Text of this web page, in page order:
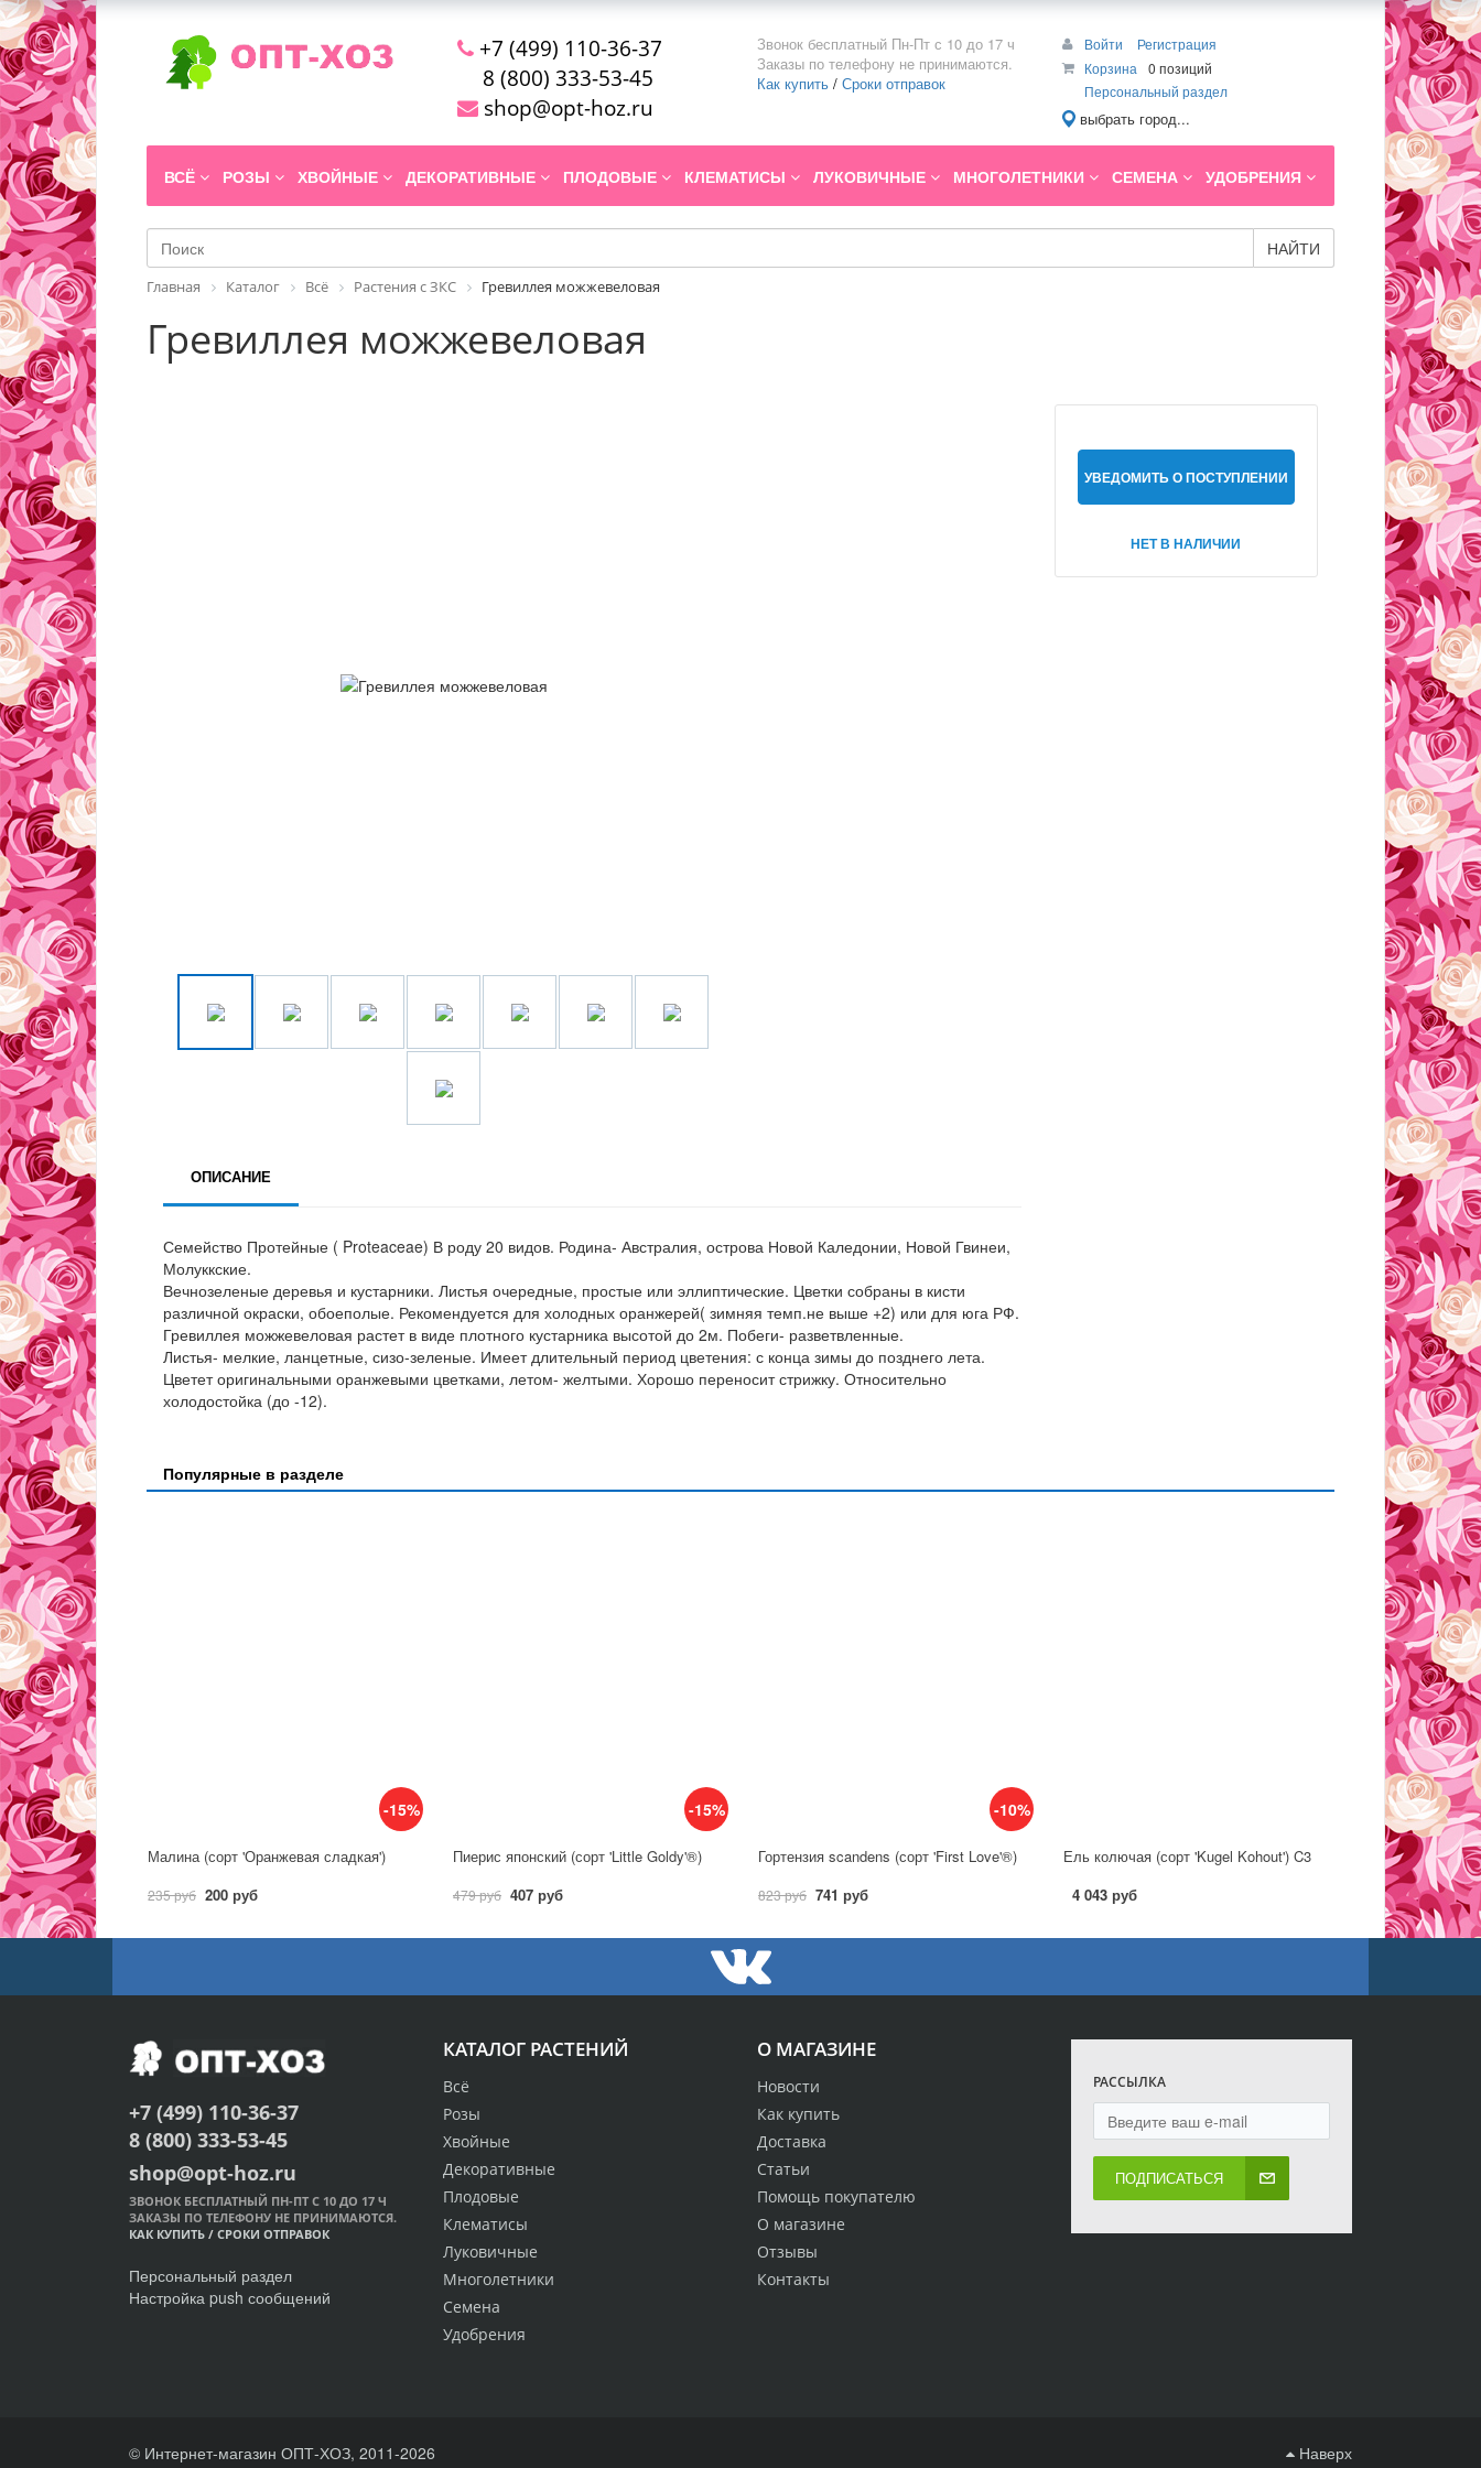
+7 (499) 110-36-37
8 (800) 333-53-45
shop@opt-hoz.ru
Звонок бесплатный Пн-Пт с 10 до 17 ч
Заказы по телефону не принимаются.
Как купить / Сроки отправок
Войти
Регистрация
Корзина
0 позиций
Персональный раздел
выбрать город...
ВСЁ РОЗЫ ХВОЙНЫЕ ДЕКОРАТИВНЫЕ ПЛОДОВЫЕ КЛЕМАТИСЫ ЛУКОВИЧНЫЕ МНОГОЛЕТНИКИ СЕМЕНА УДОБРЕНИЯ
НАЙТИ
Главная Каталог Всё Растения с ЗКС Гревиллея можжевеловая
Гревиллея можжевеловая
УВЕДОМИТЬ О ПОСТУПЛЕНИИ
НЕТ В НАЛИЧИИ
ОПИСАНИЕ
Семейство Протейные ( Proteaceae) В роду 20 видов. Родина- Австралия, острова Новой Каледонии, Новой Гвинеи,
Молуккские.
Вечнозеленые деревья и кустарники. Листья очередные, простые или эллиптические. Цветки собраны в кисти
различной окраски, обоеполые. Рекомендуется для холодных оранжерей( зимняя темп.не выше +2) или для юга РФ.
Гревиллея можжевеловая растет в виде плотного кустарника высотой до 2м. Побеги- разветвленные.
Листья- мелкие, ланцетные, сизо-зеленые. Имеет длительный период цветения: с конца зимы до позднего лета.
Цветет оригинальными оранжевыми цветками, летом- желтыми. Хорошо переносит стрижку. Относительно
холодостойка (до -12).
Популярные в разделе
-15%
Малина (сорт 'Оранжевая сладкая')
235 руб 200 руб
-15%
Пиерис японский (сорт 'Little Goldy'®)
479 руб 407 руб
-10%
Гортензия scandens (сорт 'First Love'®)
823 руб 741 руб
Ель колючая (сорт 'Kugel Kohout') C3
4 043 руб
О МАГАЗИНЕ
Новости
Как купить
Доставка
Статьи
Помощь покупателю
О магазине
Отзывы
Контакты
КАТАЛОГ РАСТЕНИЙ
Всё
Розы
Хвойные
Декоративные
Плодовые
Клематисы
Луковичные
Многолетники
Семена
Удобрения
РАССЫЛКА
ПОДПИСАТЬСЯ
+7 (499) 110-36-37
8 (800) 333-53-45
shop@opt-hoz.ru
ЗВОНОК БЕСПЛАТНЫЙ ПН-ПТ С 10 ДО 17 Ч
ЗАКАЗЫ ПО ТЕЛЕФОНУ НЕ ПРИНИМАЮТСЯ.
КАК КУПИТЬ / СРОКИ ОТПРАВОК
Персональный раздел
Настройка push сообщений
© Интернет-магазин ОПТ-ХОЗ, 2011-2026 Наверх